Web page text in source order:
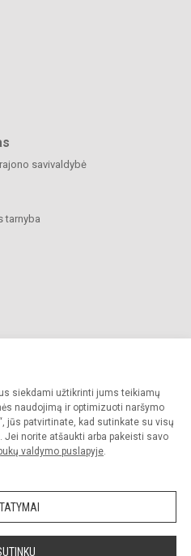
siekdami užtikrinti jums teikiamų
naudojimą ir optimizuoti naršymo
jūs patvirtinate, kad sutinkate su visų
Jei norite atšaukti arba pakeisti savo
valdymo puslapyje.
savivaldybė
tarnyba
tarnyba. Visos teisės saugomos.
sutikimo griežtai draudžiama.
Slapukų valdymas